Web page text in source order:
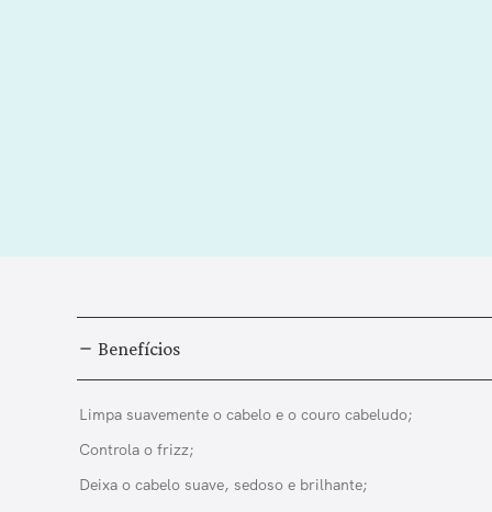
Benefícios
Limpa suavemente o cabelo e o couro cabeludo;
Controla o frizz;
Deixa o cabelo suave, sedoso e brilhante;